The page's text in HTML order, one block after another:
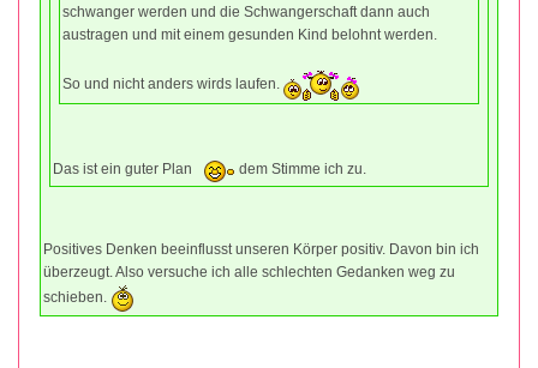
schwanger werden und die Schwangerschaft dann auch
austragen und mit einem gesunden Kind belohnt werden.
So und nicht anders wirds laufen.
Das ist ein guter Plan dem Stimme ich zu.
Positives Denken beeinflusst unseren Körper positiv. Davon bin ich
überzeugt. Also versuche ich alle schlechten Gedanken weg zu
schieben.